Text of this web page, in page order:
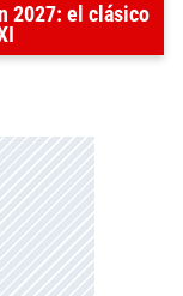
2027: el clásico